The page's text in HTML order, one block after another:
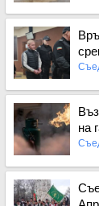
Вижте
Вижте
на
Вижте